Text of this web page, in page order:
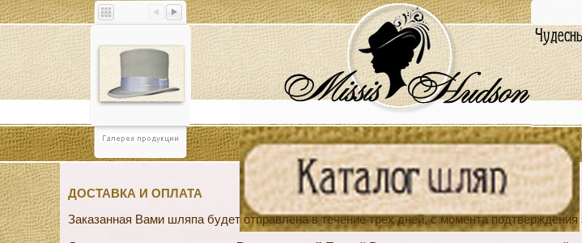
ДОСТАВКА И ОПЛАТА
Заказанная Вами шляпа будет отправлена в течение трех дней, с момента подтверждения